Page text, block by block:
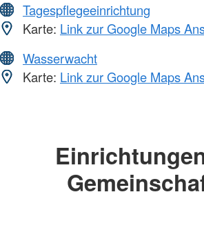
Tagespflegeeinrichtung
Karte: Link zur Google Maps
Wasserwacht
Karte: Link zur Google Maps